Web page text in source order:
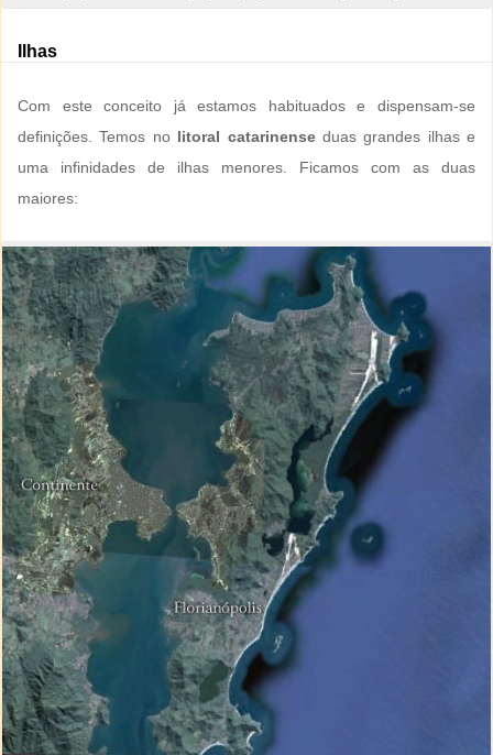
Ilhas
Com este conceito já estamos habituados e dispensam-se
definições. Temos no litoral catarinenseduas grandes ilhas e
uma infinidades de ilhas menores. Ficamos com as duas
maiores: